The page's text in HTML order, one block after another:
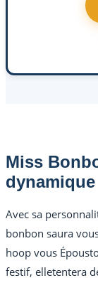
Miss
dynamique
Avec sa
bonbon saura
hoop vous
festif, elletentera